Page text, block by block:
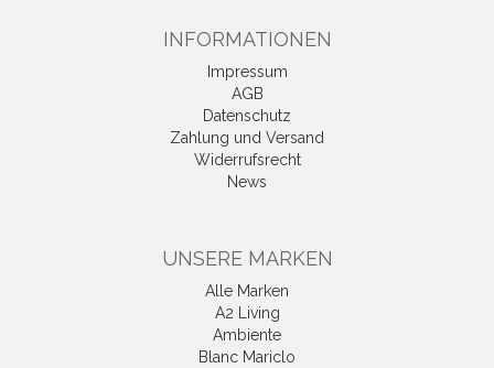
INFORMATIONEN
Impressum
AGB
Datenschutz
Zahlung und Versand
Widerrufsrecht
News
UNSERE MARKEN
Alle Marken
A2 Living
Ambiente
Blanc Mariclo